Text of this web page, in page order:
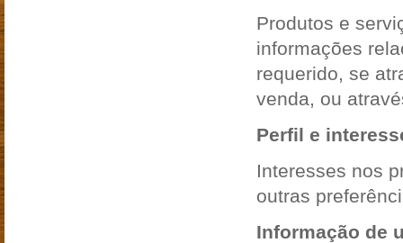
Produtos e
informações
requerido, se
venda, ou
Perfil e
Interesses nos
outras
Informação de